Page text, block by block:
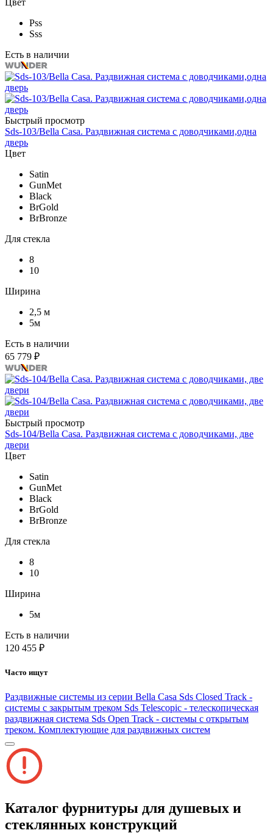
Цвет
Pss
Sss
Есть в наличии
Быстрый просмотр
Sds-103/Bella Casa. Раздвижная система c доводчиками,одна
дверь
Цвет
Satin
GunMet
Black
BrGold
BrBronze
Для стекла
8
10
Ширина
2,5 м
5м
Есть в наличии
65 779 ₽
Быстрый просмотр
Sds-104/Bella Casa. Раздвижная система c доводчиками, две
двери
Цвет
Satin
GunMet
Black
BrGold
BrBronze
Для стекла
8
10
Ширина
5м
Есть в наличии
120 455 ₽
Часто ищут
Раздвижные системы из серии Bella Casa Sds Closed Track -
системы с закрытым треком Sds Telescopic - телескопическая
раздвижная система Sds Open Track - системы с открытым
треком. Комплектующие для раздвижных систем
Каталог фурнитуры для душевых и
стеклянных конструкций